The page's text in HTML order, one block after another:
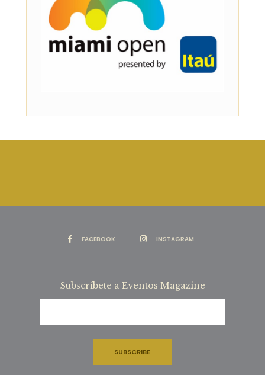
FACEBOOK INSTAGRAM
Subscríbete a Eventos Magazine